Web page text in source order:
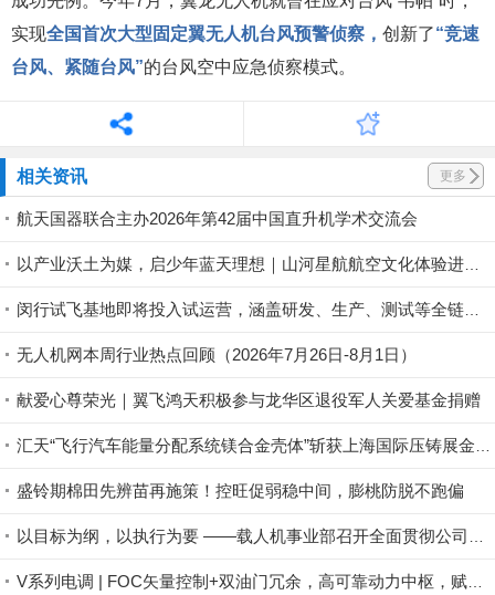
实现全国首次大型 固定翼无人机台风预警侦察， 创新了“竞速
台风、紧随台风”的台风空中应急侦察模式。
相关资讯 更多
航天国器联合主办2026年第42届中国直升机学术交流会
以产业沃土为媒，启少年蓝天理想｜山河星航航空文化体验进行中
闵行试飞基地即将投入试运营，涵盖研发、生产、测试等全链条丨低空应用
无人机网本周行业热点回顾（2026年7月26日-8月1日）
献爱心尊荣光｜翼飞鸿天积极参与龙华区退役军人关爱基金捐赠
汇天“飞行汽车能量分配系统镁合金壳体”斩获上海国际压铸展金奖铸件荣誉
盛铃期棉田先辨苗再施策！控旺促弱稳中间，膨桃防脱不跑偏
以目标为纲，以执行为要 ——载人机事业部召开全面贯彻公司半年度会议精神暨重点工作攻坚部署会
V系列电调 | FOC矢量控制+双油门冗余，高可靠动力中枢，赋能行业无人机稳定作业